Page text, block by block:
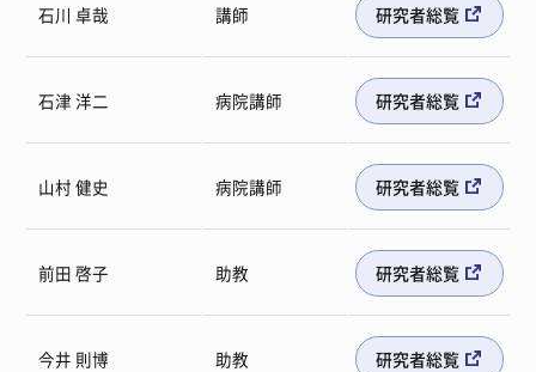
石川 卓哉 講師 研究者総覧
石津 洋二 病院講師 研究者総覧
山村 健史 病院講師 研究者総覧
前田 啓子 助教 研究者総覧
今井 則博 助教 研究者総覧